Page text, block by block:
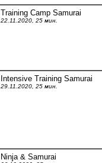
Training Camp Samurai
22.11.2020, 25 мин.
Intensive Training Samurai
29.11.2020, 25 мин.
Ninja & Samurai